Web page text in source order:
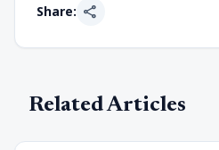
Share: share
Related Articles